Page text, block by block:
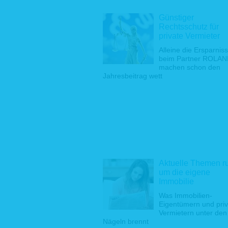
Günstiger
Rechtsschutz für
private Vermieter
Alleine die
beim Partner
machen schon den
Jahresbeitrag wett
Aktuelle Themen
um die eigene
Immobilie
Was Immobilien-
Eigentümern und
Vermietern unter den
Nägeln brennt
2.4
Zur
des
3
3.1
Sie
3.2
Datei,
Abrufs
für die